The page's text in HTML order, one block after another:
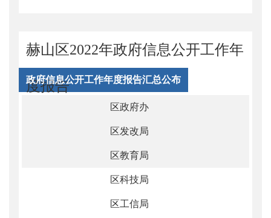
赫山区2022年政府信息公开工作年
度报告
政府信息公开工作年度报告汇总公布
区政府办
区发改局
区教育局
区科技局
区工信局